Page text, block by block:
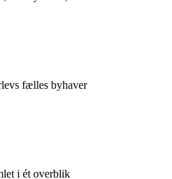
fælles byhaver
i ét overblik